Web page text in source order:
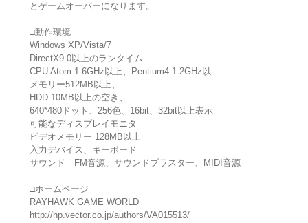
とゲームオーバーになります。
□動作環境
Windows XP/Vista/7
DirectX9.0以上のランタイム
CPU Atom 1.6GHz以上、Pentium4 1.2GHz以
メモリー512MB以上、
HDD 10MB以上の空き、
640*480ドット、256色、16bit、32bit以上表示
可能なディスプレイモニタ
ビデオメモリー 128MB以上
入力デバイス、キーボード
サウンド FM音源、サウンドブラスター、MIDI音源
□ホームページ
RAYHAWK GAME WORLD
http://hp.vector.co.jp/authors/VA015513/